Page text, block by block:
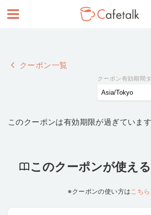
クーポン一覧
クーポン有効期間
このクーポンは有効期限が過ぎています
このクーポンが使え
※クーポンの使い方はこちら